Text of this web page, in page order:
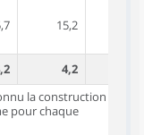
15,2
4,2
la construction
pour chaque